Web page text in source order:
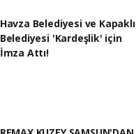
Havza Belediyesi ve Kapaklı
Belediyesi 'Kardeşlik' için
İmza Attı!